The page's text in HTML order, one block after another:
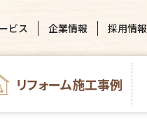
ビス 企業情報 採用情報
リフォーム施工事例